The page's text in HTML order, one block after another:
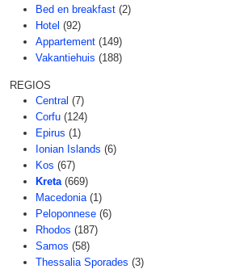
Bed en breakfast (2)
Hotel (92)
Appartement (149)
Vakantiehuis (188)
REGIOS
Central (7)
Corfu (124)
Epirus (1)
Ionian Islands (6)
Kos (67)
Kreta (669)
Macedonia (1)
Peloponnese (6)
Rhodos (187)
Samos (58)
Thessalia Sporades (3)